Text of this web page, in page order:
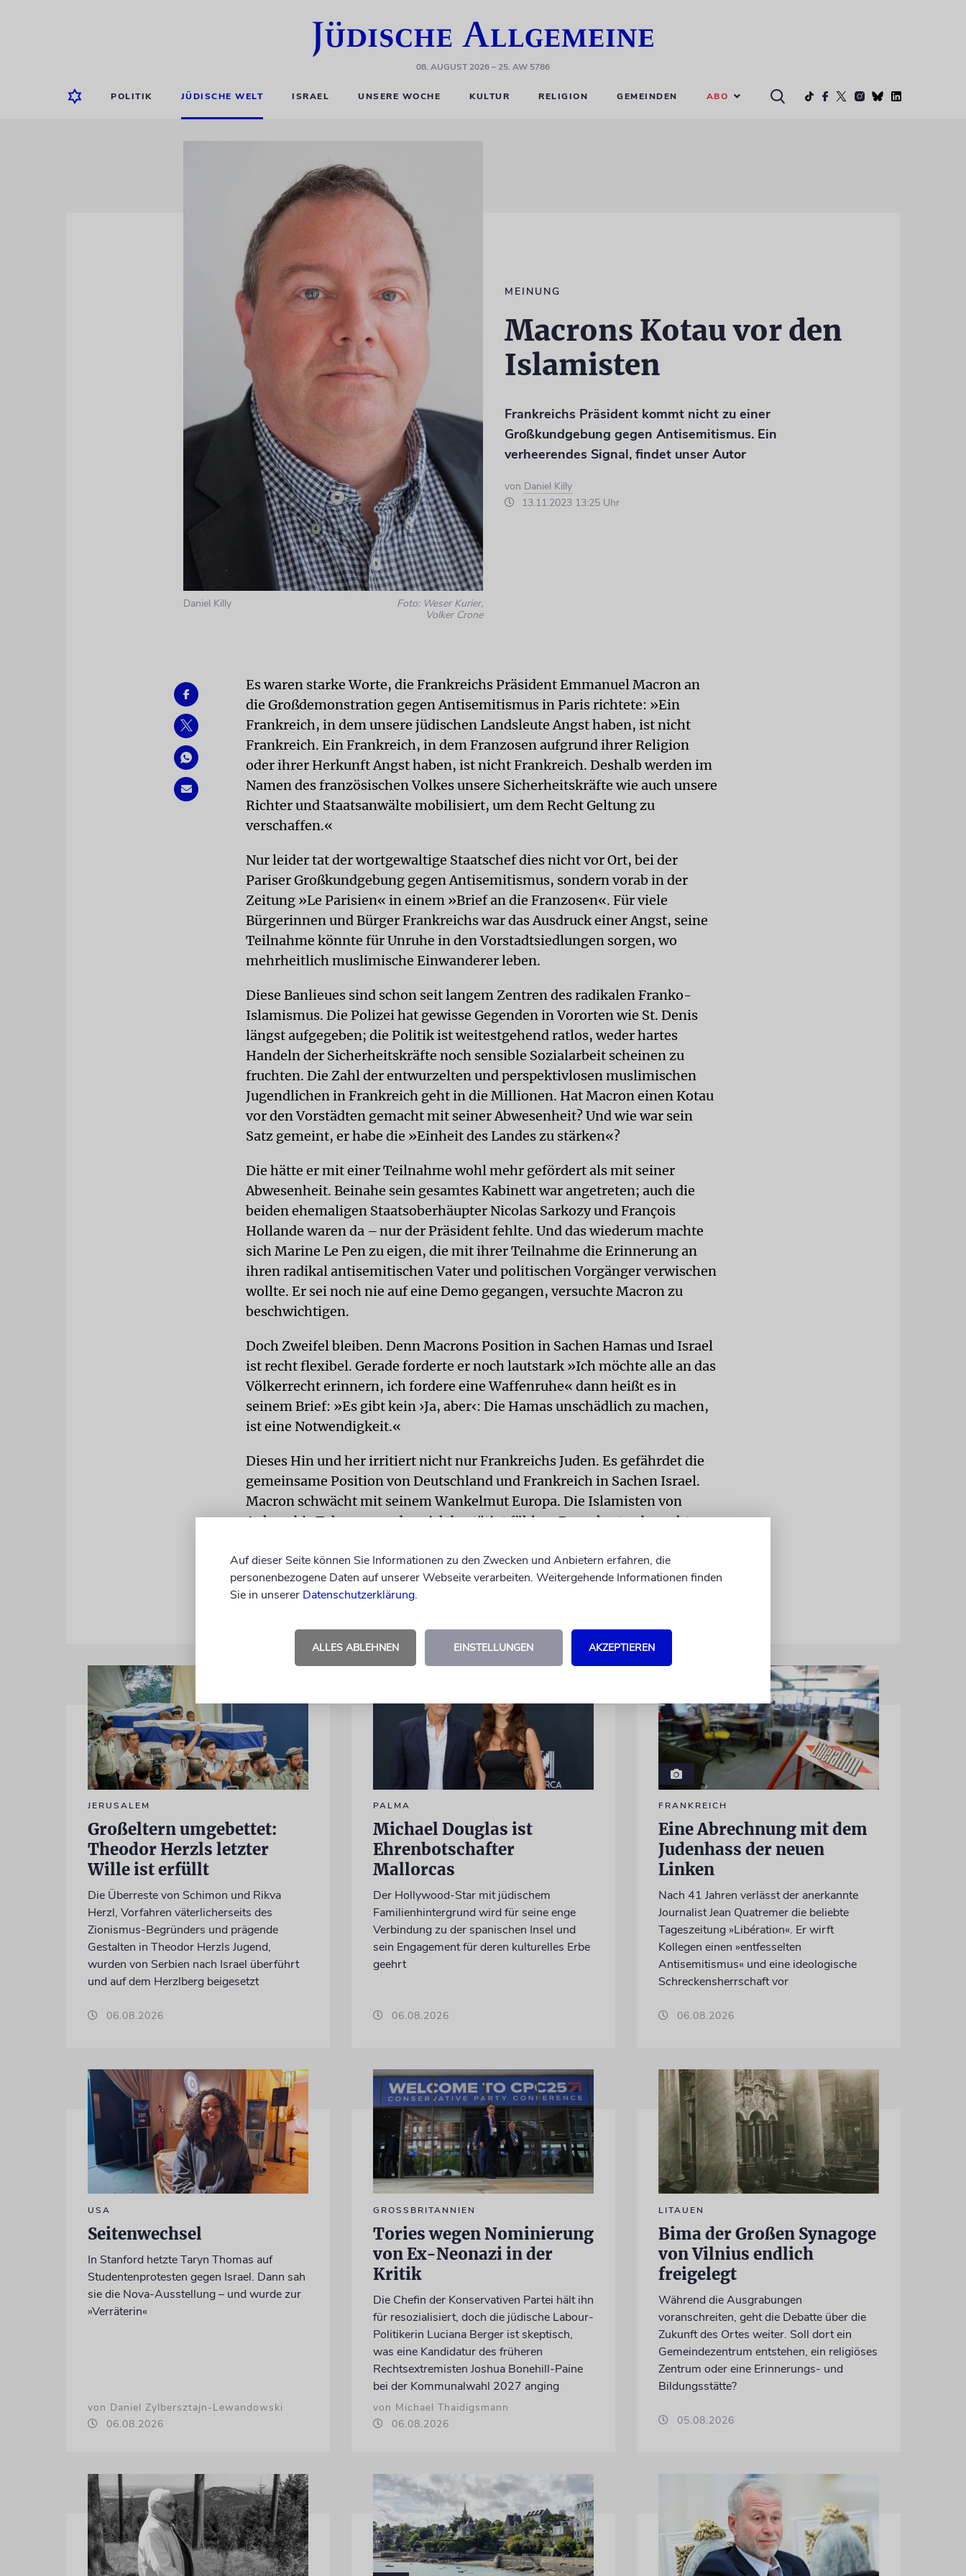
08. AUGUST 2026– 25. AW 5786
POLITIK JÜDISCHE WELT ISRAEL UNSERE WOCHE KULTUR RELIGION GEMEINDEN ABO
Daniel Killy
Foto: Weser Kurier,
Volker Crone
MEINUNG
Macrons Kotau vor den
Islamisten
Frankreichs Präsident kommt nicht zu einer
Großkundgebung gegen Antisemitismus. Ein
verheerendes Signal, findet unser Autor
von Daniel Killy
13.11.2023 13:25 Uhr
Es waren starke Worte, die Frankreichs Präsident Emmanuel Macron an
die Großdemonstration gegen Antisemitismus in Paris richtete: »Ein
Frankreich, in dem unsere jüdischen Landsleute Angst haben, ist nicht
Frankreich. Ein Frankreich, in dem Franzosen aufgrund ihrer Religion
oder ihrer Herkunft Angst haben, ist nicht Frankreich. Deshalb werden im
Namen des französischen Volkes unsere Sicherheitskräfte wie auch unsere
Richter und Staatsanwälte mobilisiert, um dem Recht Geltung zu
verschaffen.«
Nur leider tat der wortgewaltige Staatschef dies nicht vor Ort, bei der
Pariser Großkundgebung gegen Antisemitismus, sondern vorab in der
Zeitung »Le Parisien« in einem »Brief an die Franzosen«. Für viele
Bürgerinnen und Bürger Frankreichs war das Ausdruck einer Angst, seine
Teilnahme könnte für Unruhe in den Vorstadtsiedlungen sorgen, wo
mehrheitlich muslimische Einwanderer leben.
Diese Banlieues sind schon seit langem Zentren des radikalen Franko-
Islamismus. Die Polizei hat gewisse Gegenden in Vororten wie St. Denis
längst aufgegeben; die Politik ist weitestgehend ratlos, weder hartes
Handeln der Sicherheitskräfte noch sensible Sozialarbeit scheinen zu
fruchten. Die Zahl der entwurzelten und perspektivlosen muslimischen
Jugendlichen in Frankreich geht in die Millionen. Hat Macron einen Kotau
vor den Vorstädten gemacht mit seiner Abwesenheit? Und wie war sein
Satz gemeint, er habe die »Einheit des Landes zu stärken«?
Die hätte er mit einer Teilnahme wohl mehr gefördert als mit seiner
Abwesenheit. Beinahe sein gesamtes Kabinett war angetreten; auch die
beiden ehemaligen Staatsoberhäupter Nicolas Sarkozy und François
Hollande waren da – nur der Präsident fehlte. Und das wiederum machte
sich Marine Le Pen zu eigen, die mit ihrer Teilnahme die Erinnerung an
ihren radikal antisemitischen Vater und politischen Vorgänger verwischen
wollte. Er sei noch nie auf eine Demo gegangen, versuchte Macron zu
beschwichtigen.
Doch Zweifel bleiben. Denn Macrons Position in Sachen Hamas und Israel
ist recht flexibel. Gerade forderte er noch lautstark »Ich möchte alle an das
Völkerrecht erinnern, ich fordere eine Waffenruhe« dann heißt es in
seinem Brief: »Es gibt kein ›Ja, aber‹: Die Hamas unschädlich zu machen,
ist eine Notwendigkeit.«
Dieses Hin und her irritiert nicht nur Frankreichs Juden. Es gefährdet die
gemeinsame Position von Deutschland und Frankreich in Sachen Israel.
Macron schwächt mit seinem Wankelmut Europa. Die Islamisten von
Ankara bis Teheran werden sich bestätigt fühlen: Demokraten braucht
verheerendes Signal.
JERUSALEM
Großeltern umgebettet:
Theodor Herzls letzter
Wille ist erfüllt
Die Überreste von Schimon und Rikva
Herzl, Vorfahren väterlicherseits des
Zionismus-Begründers und prägende
Gestalten in Theodor Herzls Jugend,
wurden von Serbien nach Israel überführt
und auf dem Herzlberg beigesetzt
06.08.2026
PALMA
Michael Douglas ist
Ehrenbotschafter
Mallorcas
Der Hollywood-Star mit jüdischem
Familienhintergrund wird für seine enge
Verbindung zu der spanischen Insel und
sein Engagement für deren kulturelles Erbe
geehrt
06.08.2026
FRANKREICH
Eine Abrechnung mit dem
Judenhass der neuen
Linken
Nach 41 Jahren verlässt der anerkannte
Journalist Jean Quatremer die beliebte
Tageszeitung »Libération«. Er wirft
Kollegen einen »entfesselten
Antisemitismus« und eine ideologische
Schreckensherrschaft vor
06.08.2026
USA
Seitenwechsel
In Stanford hetzte Taryn Thomas auf
Studentenprotesten gegen Israel. Dann sah
sie die Nova-Ausstellung – und wurde zur
»Verräterin«
von Daniel Zylbersztajn-Lewandowski
06.08.2026
GROSSBRITANNIEN
Tories wegen Nominierung
von Ex-Neonazi in der
Kritik
Die Chefin der Konservativen Partei hält ihn
für resozialisiert, doch die jüdische Labour-
Politikerin Luciana Berger ist skeptisch,
was eine Kandidatur des früheren
Rechtsextremisten Joshua Bonehill-Paine
bei der Kommunalwahl 2027 anging
von Michael Thaidigsmann
06.08.2026
LITAUEN
Bima der Großen Synagoge
von Vilnius endlich
freigelegt
Während die Ausgrabungen
voranschreiten, geht die Debatte über die
Zukunft des Ortes weiter. Soll dort ein
Gemeindezentrum entstehen, ein religiöses
Zentrum oder eine Erinnerungs- und
Bildungsstätte?
05.08.2026
Auf dieser Seite können Sie Informationen zu den Zwecken und Anbietern erfahren, die
personenbezogene Daten auf unserer Webseite verarbeiten. Weitergehende Informationen finden
Sie in unserer Datenschutzerklärung.
ALLES ABLEHNEN EINSTELLUNGEN AKZEPTIEREN